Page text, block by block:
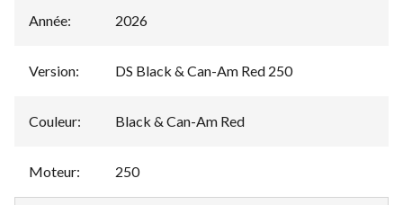
Année: 2026
Version: DS Black & Can-Am Red 250
Couleur: Black & Can-Am Red
Moteur: 250